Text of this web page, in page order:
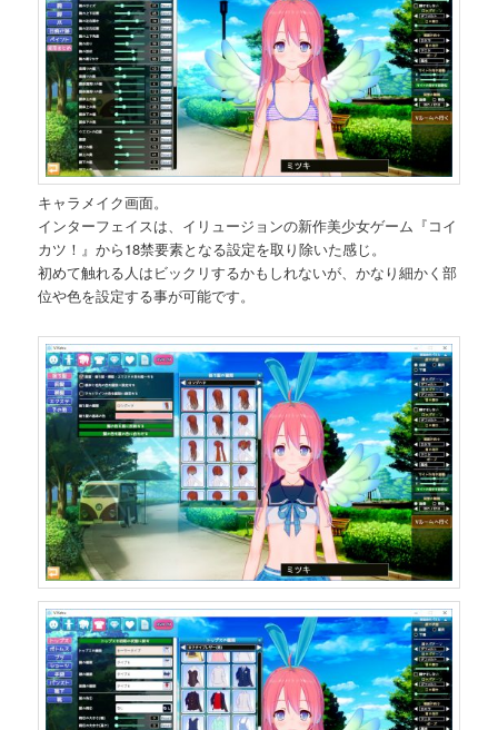
キャラメイク画面。
インターフェイスは、イリュージョンの新作美少女ゲーム『コイ
カツ！』から18禁要素となる設定を取り除いた感じ。
初めて触れる人はビックリするかもしれないが、かなり細かく部
位や色を設定する事が可能です。